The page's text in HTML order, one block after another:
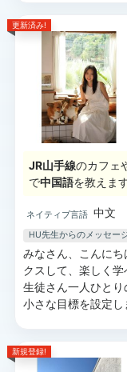
更新済み!
JR山手線のカフェ
で中国語を教えます
ネイティブ言語 中文
HU先生からのメッセー
みなさん、こんに
クスして、楽しく学
生徒さん一人ひと
小さな目標を設定し
新規登録!